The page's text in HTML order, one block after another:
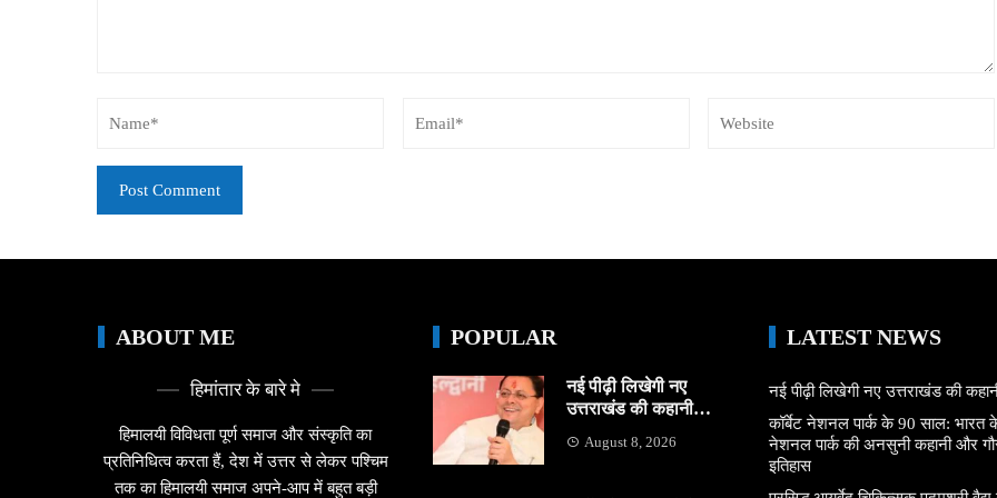
ABOUT ME
हिमांतार के बारे मे
हिमालयी विविधता पूर्ण समाज और संस्कृति का
प्रतिनिधित्व करता हैं, देश में उत्तर से लेकर पश्चिम
तक का हिमालयी समाज अपने-आप में बहुत बड़ी
POPULAR
नई पीढ़ी लिखेगी नए
उत्तराखंड की कहानी…
August 8, 2026
LATEST NEWS
नई पीढ़ी लिखेगी नए उत्तराखंड की
कॉर्बेट नेशनल पार्क के 90 साल: भारत
नेशनल पार्क की अनसुनी कहानी और
इतिहास